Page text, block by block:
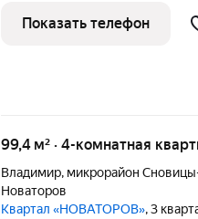
квартира 80.8 м на центральном
покупка в кирпичном доме
Показать телефон
99,4 м² · 4-комнатная
Владимир, микрорайон
Новаторов
Квартал «НОВАТОРОВ», 3